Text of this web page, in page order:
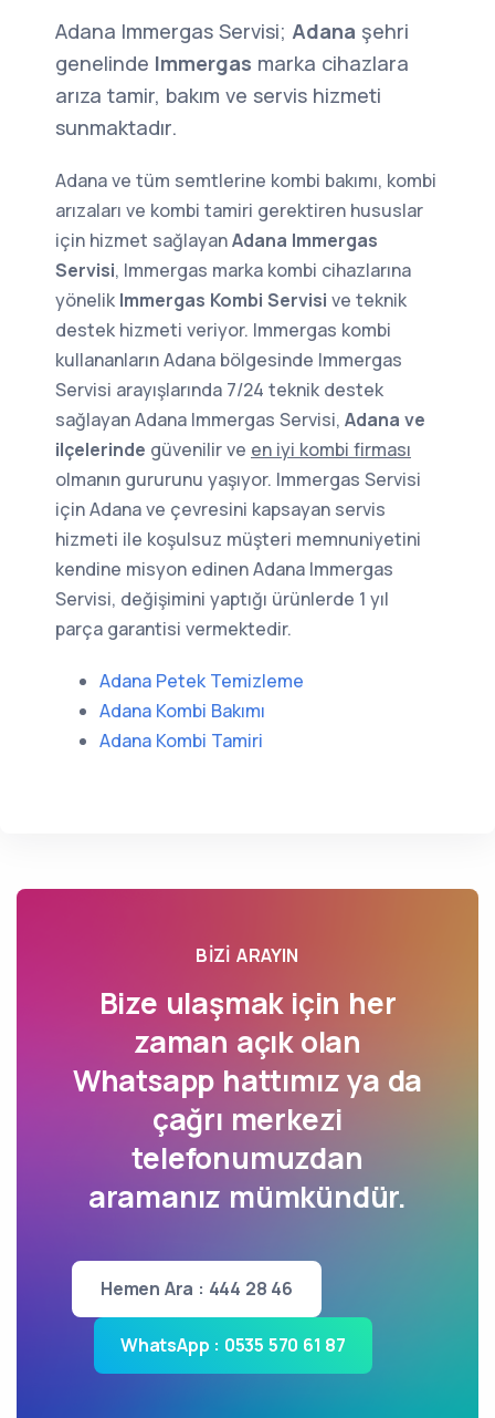
Adana Immergas Servisi; Adana şehri
genelinde Immergas marka cihazlara
arıza tamir, bakım ve servis hizmeti
sunmaktadır.
Adana ve tüm semtlerine kombi bakımı, kombi
arızaları ve kombi tamiri gerektiren hususlar
için hizmet sağlayanAdana Immergas
Servisi, Immergas marka kombi cihazlarına
yönelik Immergas Kombi Servisi ve teknik
destek hizmeti veriyor. Immergas kombi
kullananların Adana bölgesinde Immergas
Servisi arayışlarında 7/24 teknik destek
sağlayan Adana Immergas Servisi, Adana ve
ilçelerinde güvenilir ve en iyi kombi firması
olmanın gururunu yaşıyor. Immergas Servisi
için Adana ve çevresini kapsayan servis
hizmeti ile koşulsuz müşteri memnuniyetini
kendine misyon edinen Adana Immergas
Servisi, değişimini yaptığı ürünlerde 1 yıl
parça garantisi vermektedir.
Adana Petek Temizleme
Adana Kombi Bakımı
Adana Kombi Tamiri
BIZI ARAYIN
Bize ulaşmak için her
zaman açık olan
Whatsapp hattımız ya da
çağrı merkezi
telefonumuzdan
aramanız mümkündür.
Hemen Ara : 444 28 46
WhatsApp : 0535 570 61 87